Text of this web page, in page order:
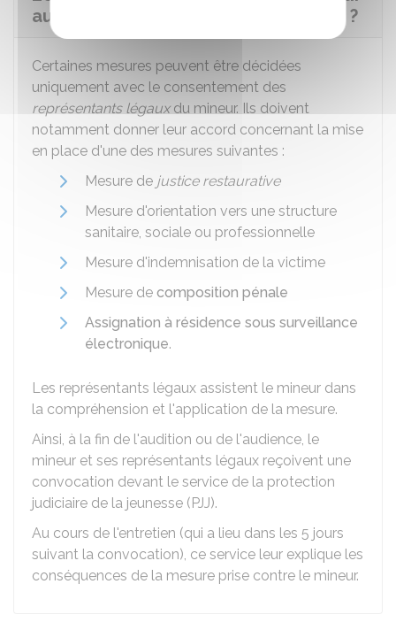
aux mesures prises contre le mineur ?
Certaines mesures peuvent être décidées
uniquement avec le consentement des
représentants légauxdu mineur. Ils doivent
notamment donner leur accord concernant la mise
en place d'une des mesures suivantes :
Mesure de justice restaurative
Mesure d'orientation vers une structure
sanitaire, sociale ou professionnelle
Mesure d'indemnisation de la victime
Mesure de composition pénale
Assignation à résidence sous surveillance
électronique.
Les représentants légaux assistent le mineur dans
la compréhension et l'application de la mesure.
Ainsi, à la fin de l'audition ou de l'audience, le
mineur et ses représentants légaux reçoivent une
convocation devant le service de la protection
judiciaire de la jeunesse (PJJ).
Au cours de l'entretien (qui a lieu dans les 5 jours
suivant la convocation), ce service leur explique les
conséquences de la mesure prise contre le mineur.